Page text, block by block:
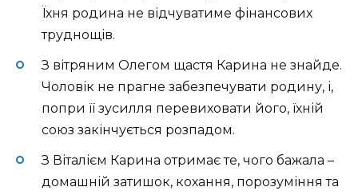
Їхня родина не відчуватиме фінансових
труднощів.
З вітряним Олегом щастя Карина не знайде.
Чоловік не прагне забезпечувати родину, і,
попри її зусилля перевиховати його, їхній
союз закінчується розпадом.
З Віталієм Карина отримає те, чого бажала –
домашній затишок, кохання, порозуміння та